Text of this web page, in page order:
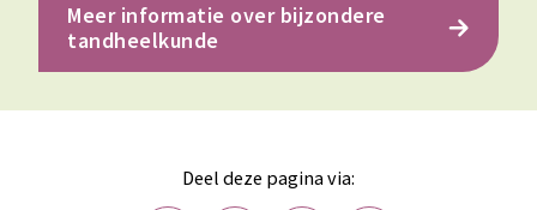
Meer informatie over bijzondere
tandheelkunde
Deel deze pagina via: